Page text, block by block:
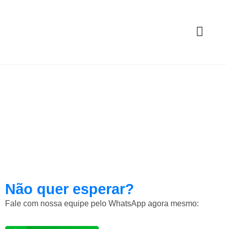
Não quer esperar?
Fale com nossa equipe pelo WhatsApp agora mesmo: